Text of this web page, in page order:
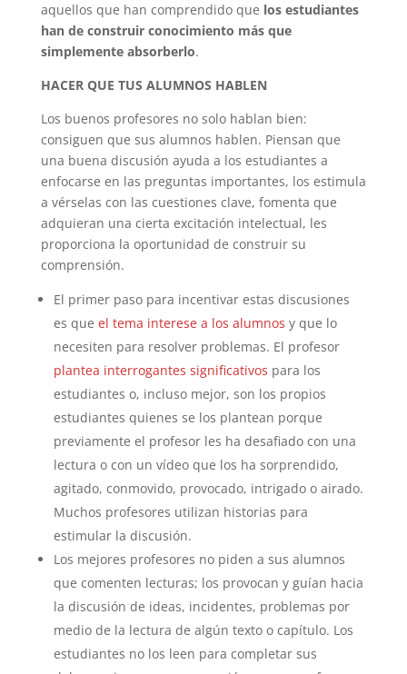
aquellos que han comprendido que los estudiantes
han de construir conocimiento más que
simplemente absorberlo.
HACER QUE TUS ALUMNOS HABLEN
Los buenos profesores no solo hablan bien:
consiguen que sus alumnos hablen. Piensan que
una buena discusión ayuda a los estudiantes a
enfocarse en las preguntas importantes, los estimula
a vérselas con las cuestiones clave, fomenta que
adquieran una cierta excitación intelectual, les
proporciona la oportunidad de construir su
comprensión.
El primer paso para incentivar estas discusiones
es que el tema interese a los alumnos y que lo
necesiten para resolver problemas. El profesor
plantea interrogantes significativos para los
estudiantes o, incluso mejor, son los propios
estudiantes quienes se los plantean porque
previamente el profesor les ha desafiado con una
lectura o con un vídeo que los ha sorprendido,
agitado, conmovido, provocado, intrigado o airado.
Muchos profesores utilizan historias para
estimular la discusión.
Los mejores profesores no piden a sus alumnos
que comenten lecturas; los provocan y guían hacia
la discusión de ideas, incidentes, problemas por
medio de la lectura de algún texto o capítulo. Los
estudiantes no los leen para completar sus